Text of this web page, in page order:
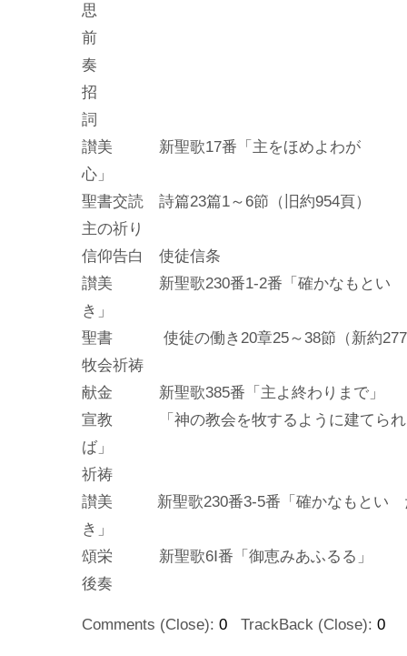
前
招
讃美 新聖歌17番「主をほめよわが
聖書交読 詩篇23篇1～6節（旧約954頁）
主の祈り
信仰告白 使徒信条
讃美 新聖歌230番1-2番「確かなもとい
聖書 使徒の働き20章25～38節（新約
牧会祈祷
献金 新聖歌385番「主よ終わりまで」
宣教 「神の教会を牧するように建てられ
ば」
祈祷
讃美 新聖歌230番3-5番「確かなもとい
頌栄 新聖歌6Ⅰ番「御恵みあふるる」
後奏
Comments (Close): 0 TrackBack (Close): 0